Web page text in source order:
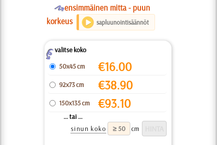
Oensimmäinen mitta - puun
korkeus
sapluunointisäännöt
Zvalitse koko
50x45 cm
€16.00
92x73 cm €38.90
150x135 cm €93.10
... tai ...
sinun koko
cm